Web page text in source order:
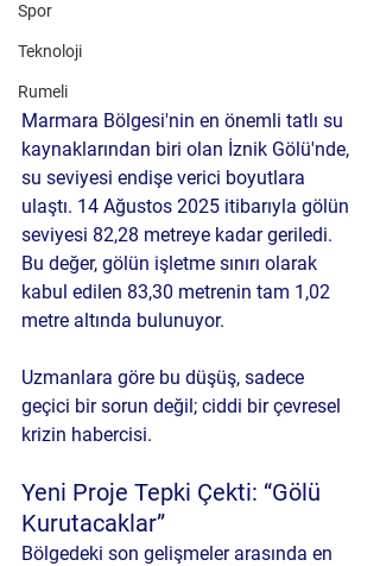
Spor
Teknoloji
Rumeli
Marmara Bölgesi'nin en önemli tatlı su
kaynaklarından biri olan İznik Gölü'nde,
su seviyesi endişe verici boyutlara
ulaştı. 14 Ağustos 2025 itibarıyla gölün
seviyesi 82,28 metreye kadar geriledi.
Bu değer, gölün işletme sınırı olarak
kabul edilen 83,30 metrenin tam 1,02
metre altında bulunuyor.
Uzmanlara göre bu düşüş, sadece
geçici bir sorun değil; ciddi bir çevresel
krizin habercisi.
Yeni Proje Tepki Çekti: “Gölü
Kurutacaklar”
Bölgedeki son gelişmeler arasında en